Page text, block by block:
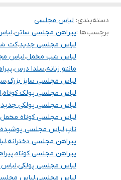
امکان مرجوع یا تعویض مدل
دسته‌بندی: لباس مجلسی
برچسب‌ها :پیراهن مجلسی ساتن،
لباس مجلسی جدید،کت
لباس شب مخمل،لباس
مانتو زنانه،سلدا درس،
لباس مجلسی سایز بزرگ،
لباس مجلسی پولک کوتاه،
لباس مجلسی پولکی جدید
لباس مجلسی کوتاه مخمل
تاپ،لباس مجلسی پوشیده
پیراهن مجلسی دخترانه،
پیراهن مجلسی کوتاه،
لباس مجلسی پولکی،
لباس مجلسی،لباس